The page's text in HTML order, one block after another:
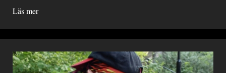
Läs mer